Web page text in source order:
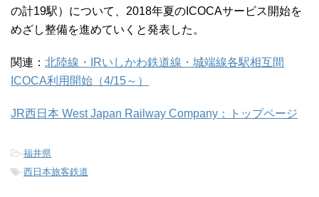
の計19駅）について、2018年夏のICOCAサービス開始を
めざし整備を進めていくと発表した。
関連： 北陸線・IRいしかわ鉄道線・城端線各駅相互間
ICOCA利用開始（4/15～）
JR西日本 West Japan Railway Company：トップページ
-福井県
-西日本旅客鉄道